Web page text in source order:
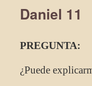
Daniel 11
PREGUNTA:
¿Puede